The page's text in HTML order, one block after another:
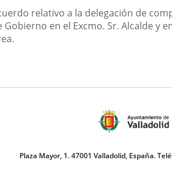
relativo a la delegación de
Gobierno en el Excmo. Sr. Alcalde y
Plaza Mayor, 1. 47001 Valladolid, España.